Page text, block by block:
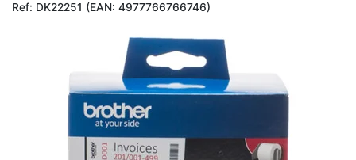
Ref: DK22251 (EAN: 4977766766746)